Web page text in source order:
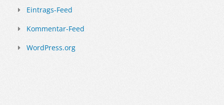
Eintrags-Feed
Kommentar-Feed
WordPress.org